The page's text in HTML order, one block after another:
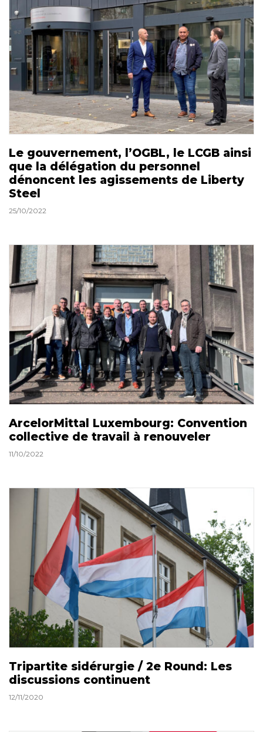
Le gouvernement, l’OGBL, le LCGB ainsi
que la délégation du personnel
dénoncent les agissements de Liberty
Steel
25/10/2022
ArcelorMittal Luxembourg: Convention
collective de travail à renouveler
11/10/2022
Tripartite sidérurgie / 2e Round: Les
discussions continuent
12/11/2020